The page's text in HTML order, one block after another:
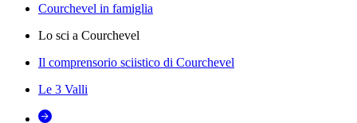
Courchevel in famiglia
Lo sci a Courchevel
Il comprensorio sciistico di Courchevel
Le 3 Valli